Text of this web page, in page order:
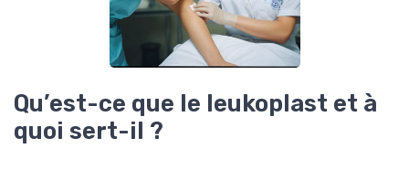
Qu’est-ce que le leukoplast et à
quoi sert-il ?